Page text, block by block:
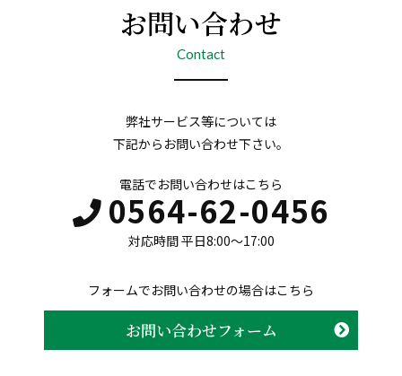
お問い合わせ
Contact
弊社サービス等については
下記からお問い合わせ下さい。
電話でお問い合わせはこちら
0564-62-0456
対応時間 平日8:00〜17:00
フォームでお問い合わせの場合はこちら
お問い合わせフォーム